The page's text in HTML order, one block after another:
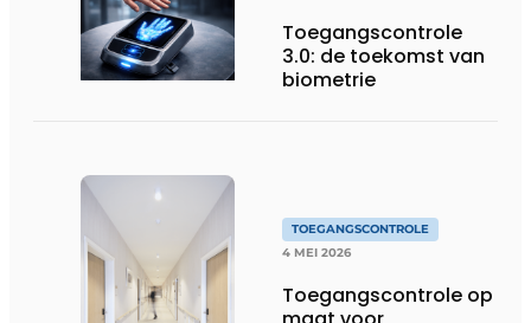
Toegangscontrole
3.0: de toekomst van
biometrie
TOEGANGSCONTROLE
4 MEI 2026
Toegangscontrole op